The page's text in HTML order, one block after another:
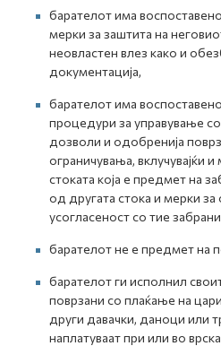
барателот има
мерки за заштита на
неовластен влез како и
документација,
барателот има
процедури за управување
дозволи и одобренија
ограничувања, вклучувајќи
стоката која е предмет на
од другата стока и мерки
усогласеност со тие
барателот не е предмет на
барателот ги исполнил
поврзани со плаќање на
други давачки, даноци или
наплатуваат при или во